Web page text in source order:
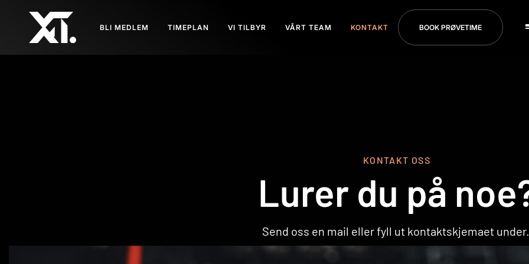
BLI MEDLEM TIMEPLAN VI TILBYR VÅRT TEAM KONTAKT
BOOK PRØVETIME
KONTAKT OSS
Lurer du på
Send oss en mail eller fyll ut kontaktskjemaet